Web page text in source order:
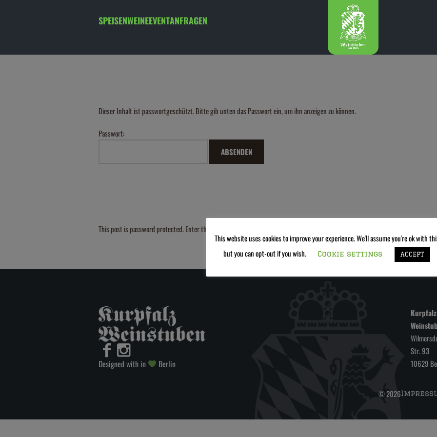
SPEISENWEINEEVENTANFRAGEN
Dieser Inhalt ist passwortgeschützt. Bitte gib unten das Passwort ein, um ihn anzeigen zu können.
Passwort:
This post is password protected. Enter the password to view comments.
Designed with in Berlin
Str. 93
10629
© 2026
This website uses cookies to improve your experience. We'll assume you're ok with
but you can opt-out if you wish.
Cookie settings ACCEPT